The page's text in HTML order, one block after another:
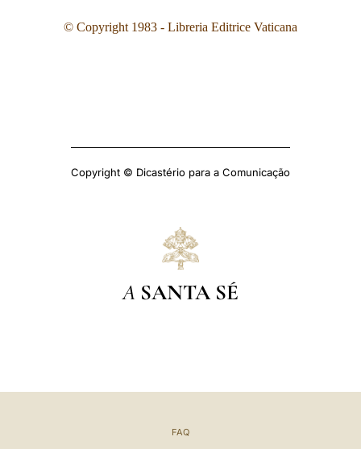
© Copyright 1983 - Libreria Editrice Vaticana
Copyright © Dicastério para a Comunicação
A SANTA SÉ
FAQ